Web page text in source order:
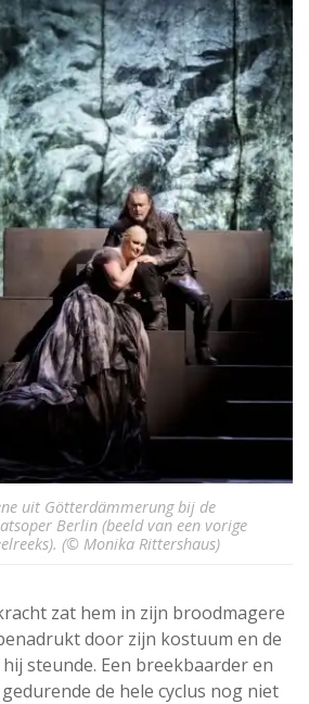
uit Götterdämmerung bij de
Berlin (beeld van een vorige
(© Monika Rittershaus)
zat hem in zijn broodmagere
door zijn kostuum en de
steunde. Een breekbaarder en
de hele cyclus nog niet